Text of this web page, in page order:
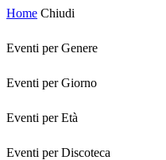
Home Chiudi
Eventi per Genere
Eventi per Giorno
Eventi per Età
Eventi per Discoteca